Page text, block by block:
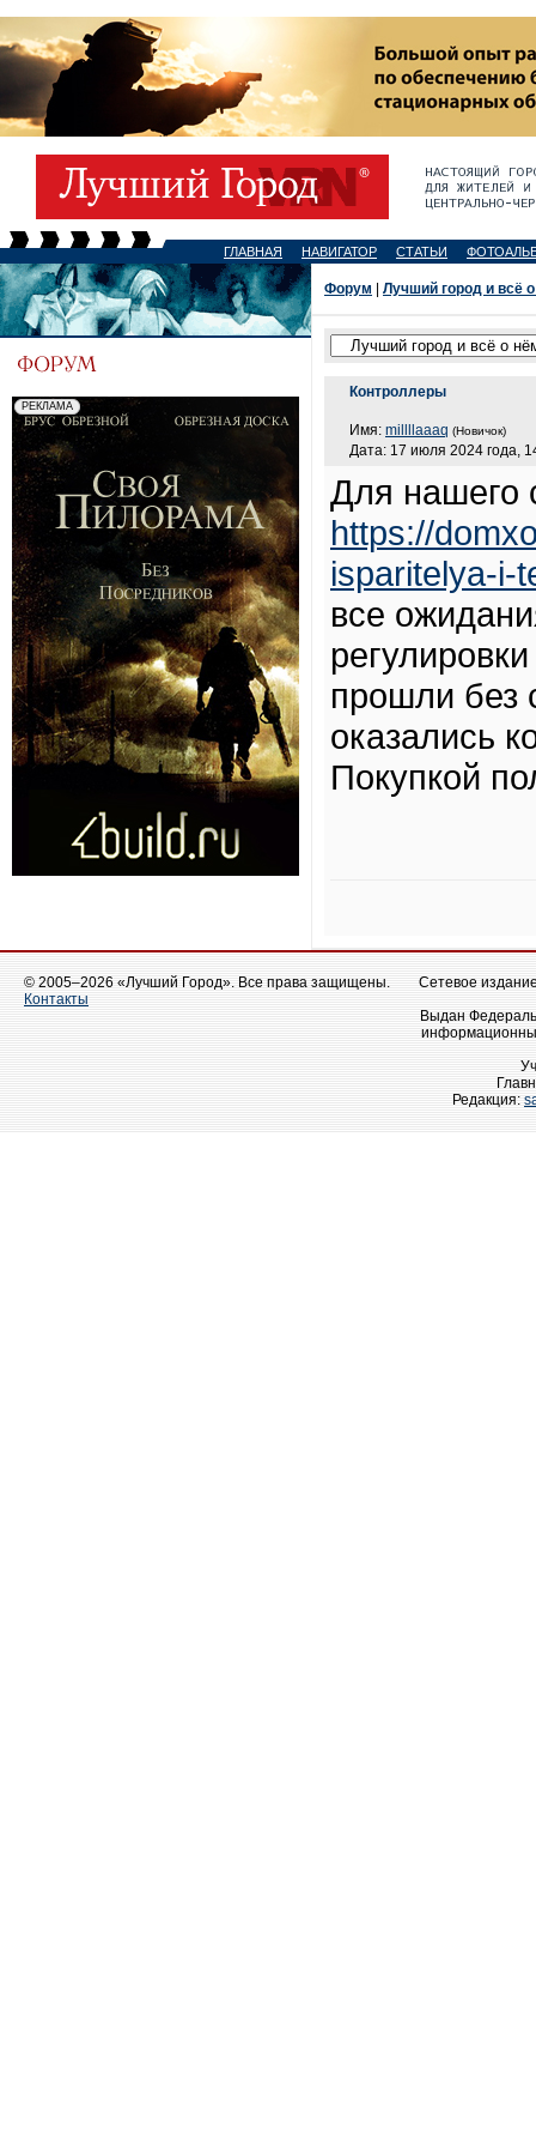
ГЛАВНАЯ НАВИГАТОР СТАТЬИ
Форум Лучший город и всё
Контроллеры
Имя: millllaaaq (Новичок)
Дата: 17 июля 2024 года,
Для нашего
https://
isparitelya-i-
все
прошли без
оказались
Покупкой
© 2005–2026 «Лучший Город». Все права защищены.
Контакты
Сетевое
Выдан
Редакция: